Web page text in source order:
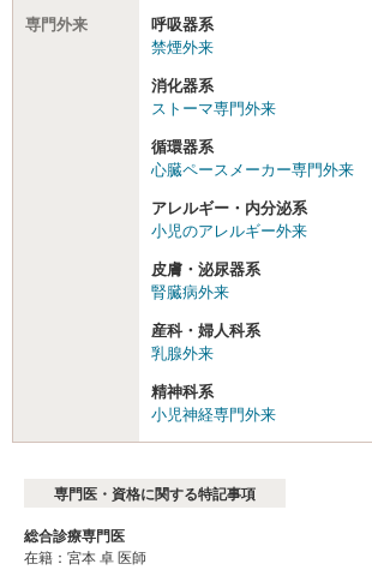
専門外来
呼吸器系
禁煙外来
消化器系
ストーマ専門外来
循環器系
心臓ペースメーカー専門外来
アレルギー・内分泌系
小児のアレルギー外来
皮膚・泌尿器系
腎臓病外来
産科・婦人科系
乳腺外来
精神科系
小児神経専門外来
専門医・資格に関する特記事項
総合診療専門医
在籍：宮本 卓 医師